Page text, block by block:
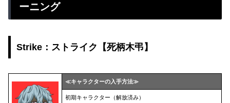
ーニング
Strike：ストライク【死柄木弔】
≪キャラクターの入手方法≫
初期キャラクター（解放済み）